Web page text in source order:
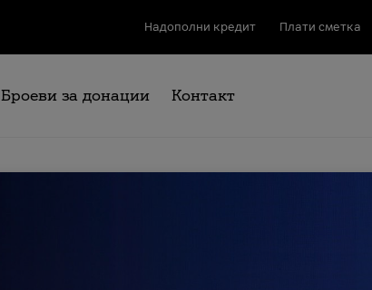
Надополни кредит Плати сметка
Броеви за донации Контакт